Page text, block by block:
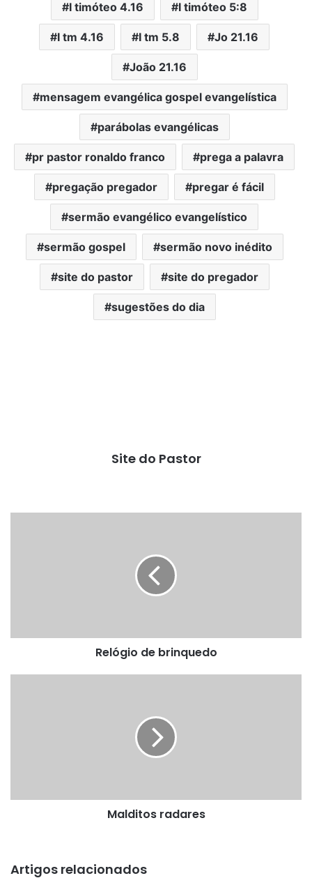
I timóteo 4.16 I timóteo 5:8
I tm 4.16 I tm 5.8 Jo 21.16
João 21.16
mensagem evangélica gospel evangelística
parábolas evangélicas
pr pastor ronaldo franco prega a palavra
pregação pregador pregar é fácil
sermão evangélico evangelístico
sermão gospel sermão novo inédito
site do pastor site do pregador
sugestões do dia
Site do Pastor
Relógio de brinquedo
Malditos radares
Artigos relacionados